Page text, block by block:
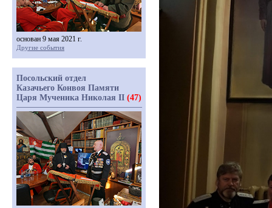
основан 9 мая 2021 г.
Другие события
Посольский отдел
Казачьего Конвоя Памяти
Царя Мученика Николая II (47)